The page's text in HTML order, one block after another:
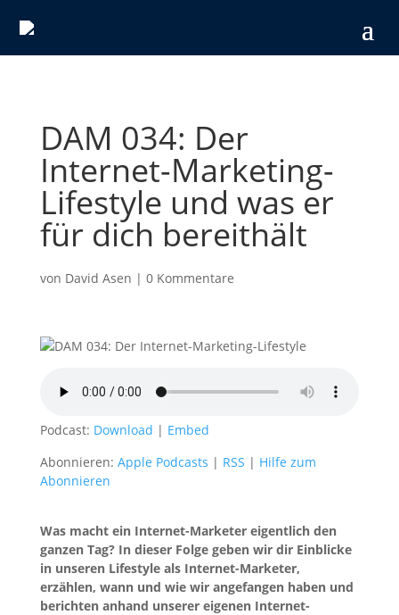
DAM 034: Der
Internet-Marketing-
Lifestyle und was er
für dich bereithält
von David Asen | 0 Kommentare
Podcast: Download | Embed
Abonnieren: Apple Podcasts | RSS | Hilfe zum
Abonnieren
Was macht ein Internet-Marketer eigentlich den
ganzen Tag? In dieser Folge geben wir dir Einblicke
in unseren Lifestyle als Internet-Marketer,
erzählen, wann und wie wir angefangen haben und
berichten anhand unserer eigenen Internet-